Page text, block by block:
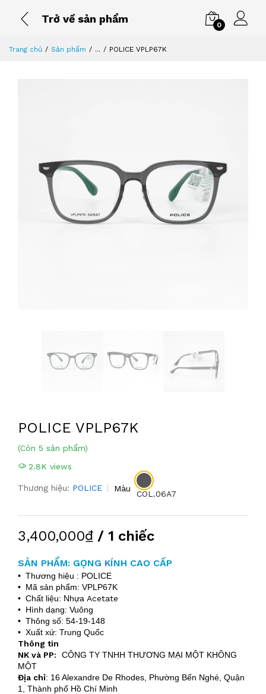
Trở về sản phẩm
0
Trang chủ Sản phẩm ... POLICE VPLP67K
POLICE VPLP67K
(Còn 5 sản phẩm)
2.8K views
Thương hiệu: POLICE Màu
COL.06A7
3,400,000₫ / 1 chiếc
SẢN PHẨM: GỌNG KÍNH CAO CẤP
• Thương hiệu : POLICE
• Mã sản phẩm: VPLP67K
• Chất liệu: Nhựa Acetate
• Hình dạng: Vuông
• Thông số: 54-19-148
• Xuất xứ: Trung Quốc
Thông tin
NK và PP:
CÔNG TY TNHH THƯƠNG MẠI MỘT KHÔNG
MỘT
Địa chỉ: 16 Alexandre De Rhodes, Phường Bến Nghé, Quận
1, Thành phố Hồ Chí Minh